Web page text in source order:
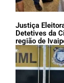
Justiça
Detetives da
região de